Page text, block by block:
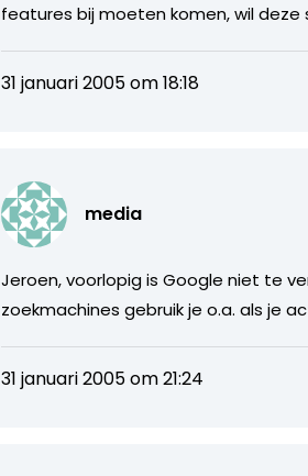
features bij moeten komen, wil
31 januari 2005 om 18:18
media
Jeroen, voorlopig is Google niet te
zoekmachines gebruik je o.a. als je
31 januari 2005 om 21:24